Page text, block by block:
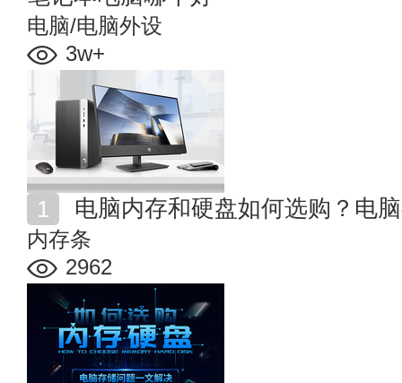
电脑/电脑外设
3w+
电脑内存和硬盘如何选购？电
内存条
2962